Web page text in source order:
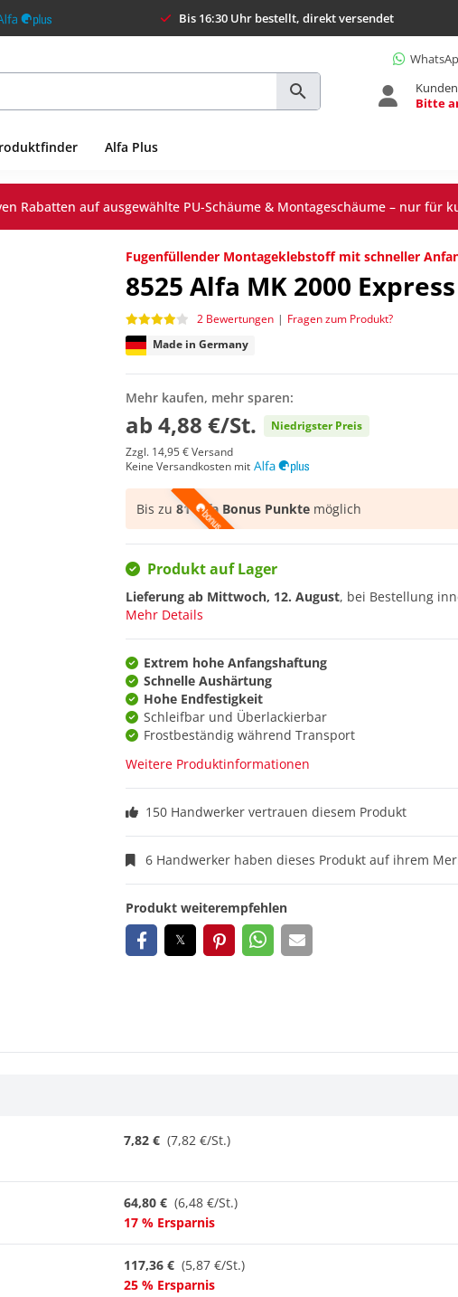
Bis 16:30 Uhr bestellt, direkt versendet
Bitte
Alfa Plus
Rabatten auf ausgewählte PU-Schäume & Montageschäume – nur für
Fugenfüllender Montageklebstoff mit schneller
8525 Alfa MK 2000 Express
2 Bewertungen | Fragen zum Produkt?
Made in Germany
Mehr kaufen, mehr sparen:
ab 4,88 €/St.
Niedrigster Preis
Zzgl. 14,95 €Versand
Keine Versandkosten mit
Bis zu 81 Alfa Bonus Punkte möglich
Produkt auf Lager
Lieferung ab Mittwoch, 12. August, bei Bestellung
Mehr Details
Extrem hohe Anfangshaftung
Schnelle Aushärtung
Hohe Endfestigkeit
Schleifbar und Überlackierbar
Frostbeständig während Transport
Weitere Produktinformationen
150 Handwerker vertrauen diesem Produkt
6 Handwerker haben dieses Produkt auf ihrem
Produkt weiterempfehlen
7,82 € (7,82 €/St.)
64,80 € (6,48 €/St.)
17 % Ersparnis
117,36 € (5,87 €/St.)
25 % Ersparnis